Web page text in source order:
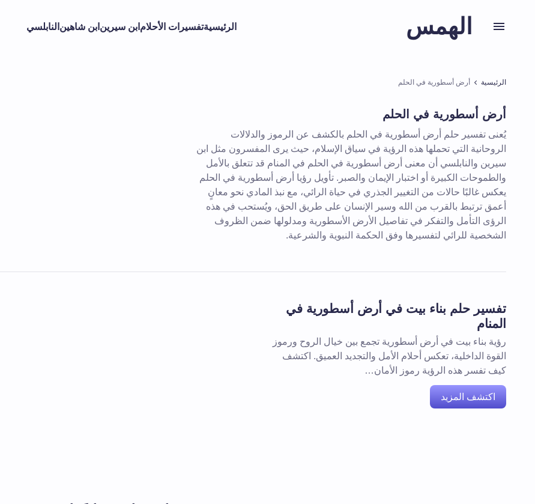
الهمس الرئيسيةتفسيرات الأحلام ابن سيرين ابن شاهين النابلسي
الرئيسية أرض أسطورية في الحلم
أرض أسطورية في الحلم
يُعنى تفسير حلم أرض أسطورية في الحلم بالكشف عن الرموز والدلالات
الروحانية التي تحملها هذه الرؤية في سياق الإسلام، حيث يرى المفسرون مثل ابن
سيرين والنابلسي أن معنى أرض أسطورية في الحلم في المنام قد تتعلق بالأمل
والطموحات الكبيرة أو اختبار الإيمان والصبر. تأويل رؤيا أرض أسطورية في الحلم
يعكس غالبًا حالات من التغيير الجذري في حياة الرائي، مع نبذ المادي نحو معانٍ
أعمق ترتبط بالقرب من الله وسير الإنسان على طريق الحق، ويُستحب في هذه
الرؤى التأمل والتفكر في تفاصيل الأرض الأسطورية ومدلولها ضمن الظروف
الشخصية للرائي لتفسيرها وفق الحكمة النبوية والشرعية.
تفسير حلم بناء بيت في أرض أسطورية في
المنام
رؤية بناء بيت في أرض أسطورية تجمع بين خيال الروح ورموز
القوة الداخلية، تعكس أحلام الأمل والتجديد العميق. اكتشف
كيف تفسر هذه الرؤية رموز الأمان…
اكتشف المزيد